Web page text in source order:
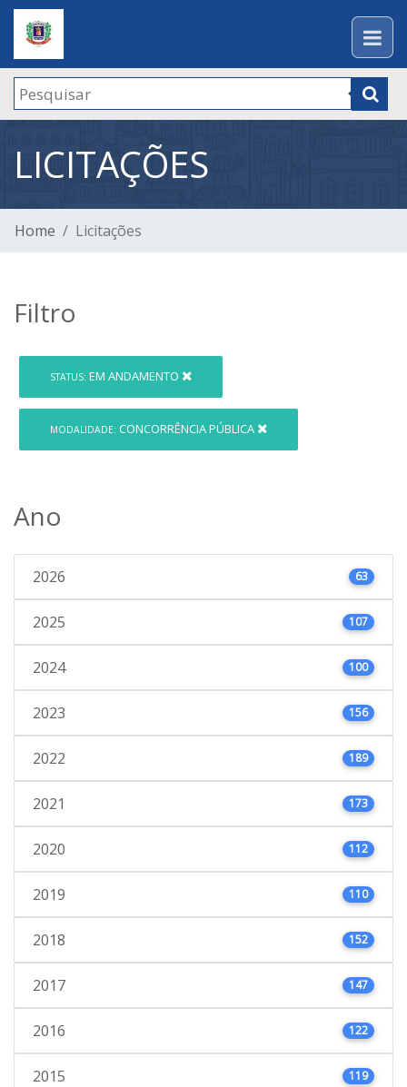
LICITAÇÕES
Home Licitações
Filtro
STATUS: EM ANDAMENTO
MODALIDADE: CONCORRÊNCIA PÚBLICA
Ano
2026 63
2025 107
2024 100
2023 156
2022 189
2021 173
2020 112
2019 110
2018 152
2017 147
2016 122
2015 119